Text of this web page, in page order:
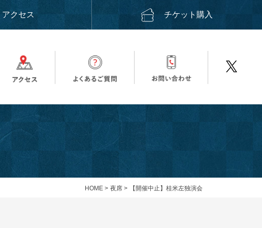
アクセス チケット購入
HOME > 夜席 > 【開催中止】桂米左独演会